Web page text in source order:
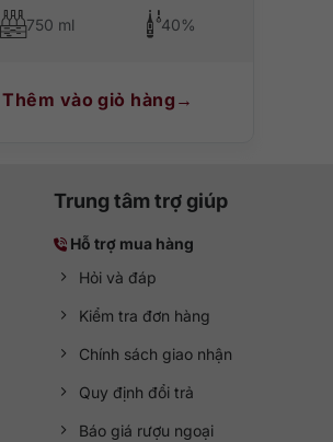
750 ml 40%
Thêm vào giỏ hàng
Trung tâm trợ giúp
Hỗ trợ mua hàng
Hỏi và đáp
Kiểm tra đơn hàng
Chính sách giao nhận
Quy định đổi trả
Báo giá rượu ngoại